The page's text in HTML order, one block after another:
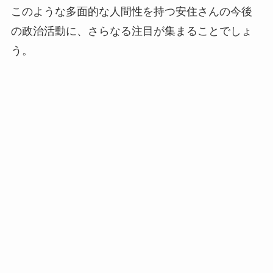
このような多面的な人間性を持つ安住さんの今後
の政治活動に、さらなる注目が集まることでしょ
う。